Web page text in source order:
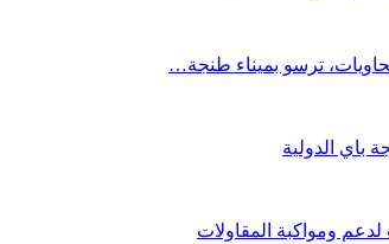
باي الدولية